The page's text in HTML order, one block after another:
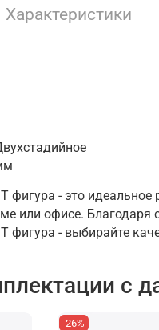
Характеристики
- это
или офисе. Благодаря
- выбирайте
с
-26%